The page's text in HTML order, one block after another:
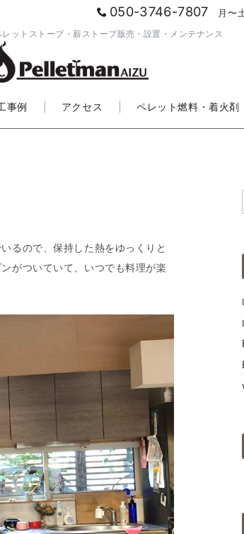
050-3746-7807 月〜
ットストーブ・薪ストーブ販売・設置・メンテナンス
事例 アクセス ペレット燃料・着火剤
るので、保持した熱をゆっくりと
がついていて、いつでも料理が楽